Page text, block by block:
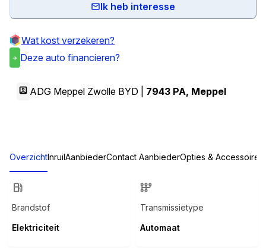
Ik heb interesse
Wat kost verzekeren?
Deze auto financieren?
ADG Meppel Zwolle BYD | 7943 PA, Meppel
OverzichtInruil AanbiederContact AanbiederOpties & Accessoires
Brandstof
Elektriciteit
Transmissietype
Automaat